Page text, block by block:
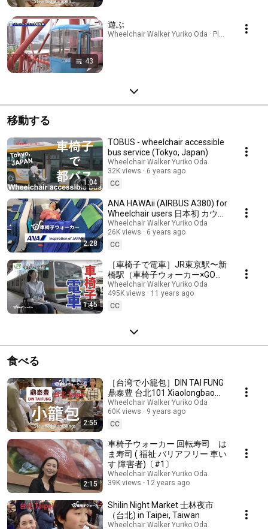
43
遊ぶ
Wheelchair Walker Yuriko Oda · Playlist
移動する
1:04
TOBUS - wheelchair accessible
bus service (Tokyo, Japan)
Wheelchair Walker Yuriko Oda
32K views
6 years ago
CC
2:28
ANA HAWAii (AIRBUS A380) for
Wheelchair users 日本初 カウチ
シート 機内の車いす対応をご紹
介
Wheelchair Walker Yuriko Oda
26K views
6 years ago
CC
1:45
［車椅子で電車］JR東京駅〜新
橋駅（車椅子ウォーカー×GO
TOKYO）
Wheelchair Walker Yuriko Oda
495K views
11 years ago
CC
食べる
2:55
［台湾で小籠包］DIN TAI FUNG
鼎泰豊 台北101 Xiaolongbao
Taipei, Taiwan Taipei101
Wheelchair Walker Yuriko Oda
60K views
9 years ago
CC
2:15
車椅子ウォーカー 回転寿司 は
ま寿司 ( 福祉 バリアフリー 車い
す 障害者)〔#1〕
Wheelchair Walker Yuriko Oda
39K views
12 years ago
Shilin Night Market 士林夜市
（台北) in Taipei, Taiwan
Wheelchair Walker Yuriko Oda